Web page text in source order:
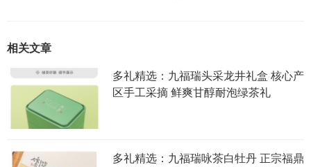
相关文章
多礼精选：九福瑞头采龙井礼盒 核心产
区手工采摘 鲜爽甘醇耐泡绿茶礼
多礼精选：九福瑞咏茶白牡丹 正宗福鼎